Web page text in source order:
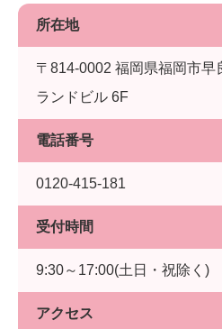
所在地
〒814-0002 福岡県福岡市早
ランドビル 6F
電話番号
0120-415-181
受付時間
9:30～17:00(土日・祝除く)
アクセス